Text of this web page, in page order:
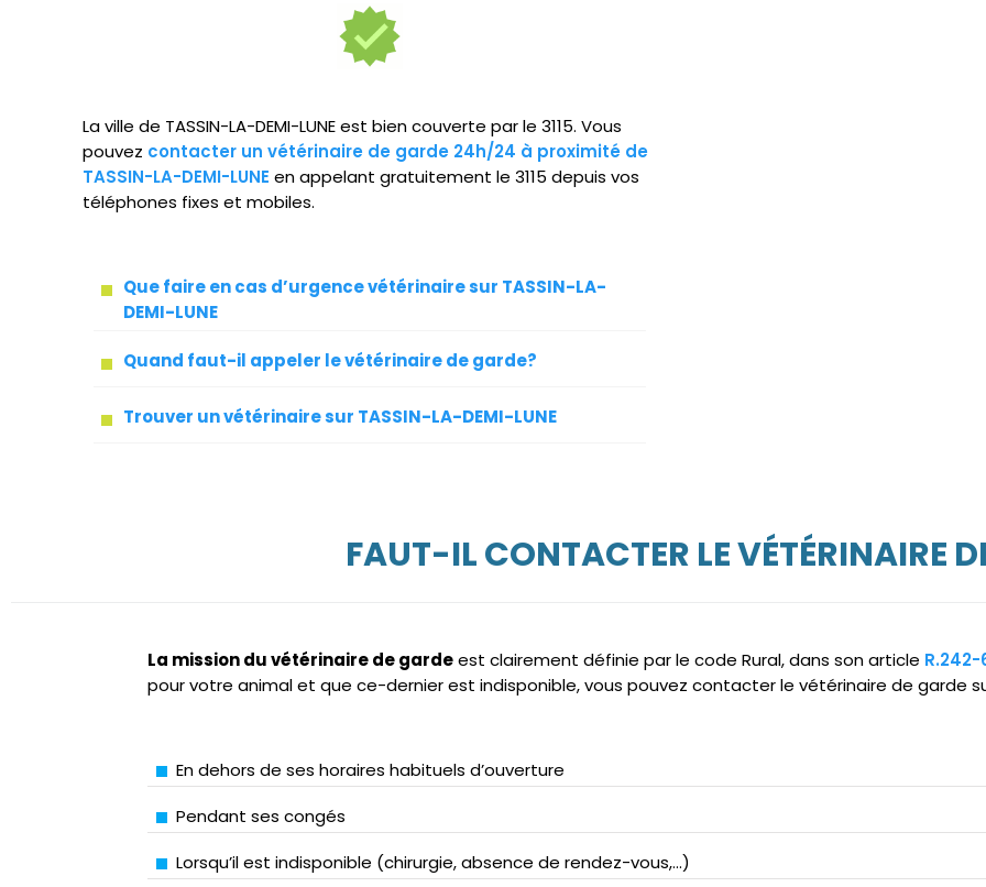
La ville de TASSIN-LA-DEMI-LUNE est bien couverte par le 3115. Vous
pouvez contacter un vétérinaire de garde 24h/24 à proximité de
TASSIN-LA-DEMI-LUNE en appelant gratuitement le 3115 depuis vos
téléphones fixes et mobiles.
Que faire en cas d’urgence vétérinaire sur TASSIN-LA-
DEMI-LUNE
Quand faut-il appeler le vétérinaire de garde?
Trouver un vétérinaire sur TASSIN-LA-DEMI-LUNE
FAUT-IL CONTACTER LE VÉTÉRINAIRE
La mission du vétérinaire de gardeest clairement définie par le code Rural, dans son article R.242-
pour votre animal et que ce-dernier est indisponible, vous pouvez contacter le vétérinaire de garde sur
En dehors de ses horaires habituels d’ouverture
Pendant ses congés
Lorsqu’il est indisponible (chirurgie, absence de rendez-vous,...)